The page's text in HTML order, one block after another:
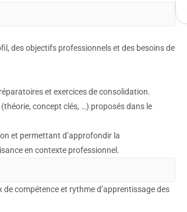
des objectifs professionnels et des besoins de
et exercices de consolidation.
concept clés, …) proposés dans le
et permettant d’approfondir la
en contexte professionnel.
compétence et rythme d’apprentissage des